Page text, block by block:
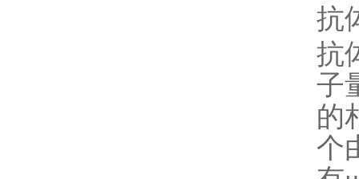
抗
抗
子
的
个